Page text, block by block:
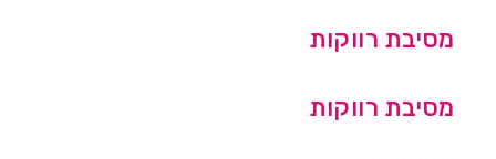
מסיבת רווקות
מסיבת רווקות